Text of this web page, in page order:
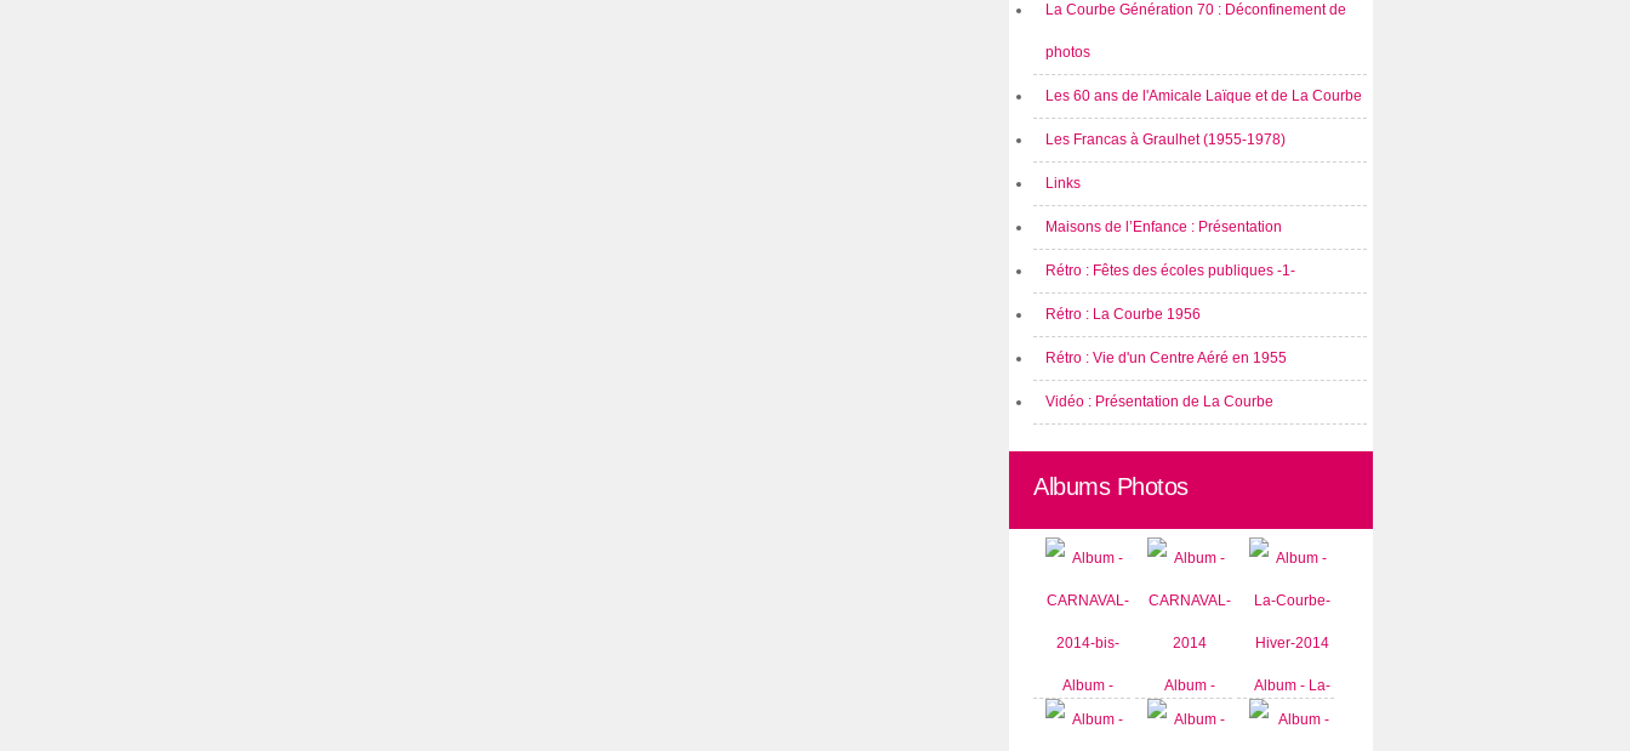
La Courbe Génération 70 : Déconfinement de
photos
Les 60 ans de l'Amicale Laïque et de La Courbe
Les Francas à Graulhet (1955-1978)
Links
Maisons de l’Enfance : Présentation
Rétro : Fêtes des écoles publiques -1-
Rétro : La Courbe 1956
Rétro : Vie d'un Centre Aéré en 1955
Vidéo : Présentation de La Courbe
Albums Photos
Album -
CARNAVAL-
Album -
CARNAVAL-
Album - La-
Courbe-